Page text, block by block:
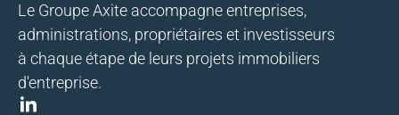
Le Groupe Axite accompagne entreprises,
administrations, propriétaires et investisseurs
à chaque étape de leurs projets immobiliers
d'entreprise.